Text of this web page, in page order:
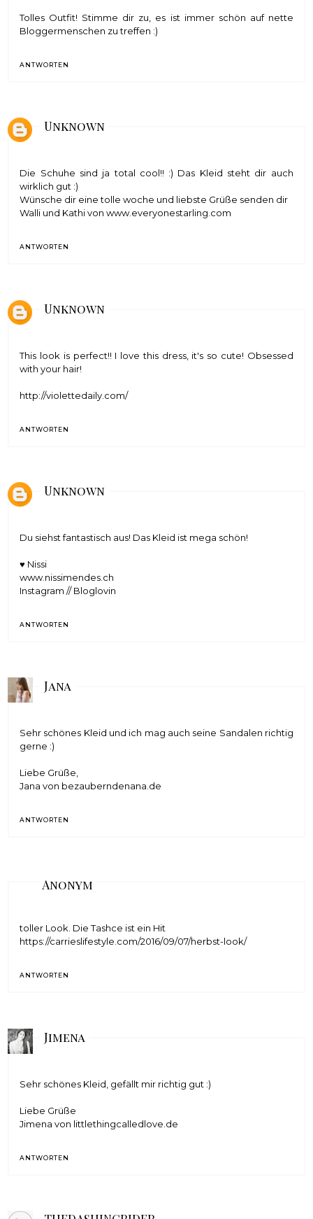
Tolles Outfit! Stimme dir zu, es ist immer schön auf nette
Bloggermenschen zu treffen :)
ANTWORTEN
Unknown
Die Schuhe sind ja total cool!! :) Das Kleid steht dir auch
wirklich gut :)
Wünsche dir eine tolle woche und liebste Grüße senden dir
Walli und Kathi von www.everyonestarling.com
ANTWORTEN
Unknown
This look is perfect!! I love this dress, it's so cute! Obsessed
with your hair!
http://violettedaily.com/
ANTWORTEN
Unknown
Du siehst fantastisch aus! Das Kleid ist mega schön!
♥ Nissi
www.nissimendes.ch
Instagram //Bloglovin
ANTWORTEN
Jana
Sehr schönes Kleid und ich mag auch seine Sandalen richtig
gerne :)
Liebe Grüße,
Jana von bezauberndenana.de
ANTWORTEN
Anonym
toller Look. Die Tashce ist ein Hit
https://carrieslifestyle.com/2016/09/07/herbst-look/
ANTWORTEN
Jimena
Sehr schönes Kleid, gefällt mir richtig gut :)
Liebe Grüße
Jimena von littlethingcalledlove.de
ANTWORTEN